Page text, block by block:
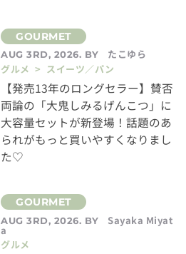
AUG 3RD, 2026. BY
たこゆら
グルメ > スイーツ／パン
【発売13年のロングセラー】賛否
両論の「大鬼しみるげんこつ」に
大容量セットが新登場！話題のあ
られがもっと買いやすくなりまし
た♡
AUG 3RD, 2026. BY Sayaka Miyat
a
グルメ